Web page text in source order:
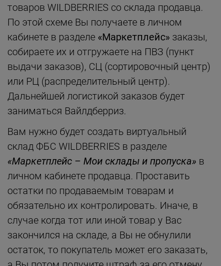
товаров WILDBERRIES со склада продавца.
По этой схеме Вы получаете в личном
кабинете в разделе «Маркетплейс» заказы,
собираете их и отгружаете на ПВЗ (пункт
выдачи заказов), СЦ (сортировочный центр)
или РЦ (распределительный центр).
Дальнейшей логистикой заказов будет
заниматься Вайлдберриз.
Вам нужно будет создать виртуальный
склад ФБС WILDBERRIES в разделе
«Маркетплейс – Мои склады и пропуска» в
личном кабинете продавца. Проставить
остатки по продаваемым товарам и
обязательно их контролировать. Иначе, в
случае когда тот или иной товар у Вас
закончился на складе, а Вы не обнулили
остаток, то покупатель может его заказать,